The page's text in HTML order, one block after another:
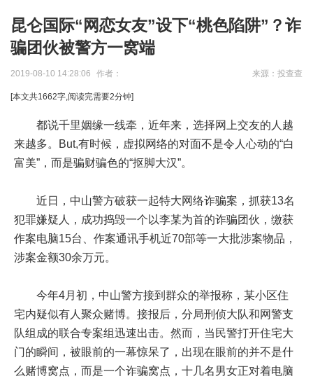
昆仑国际“网恋女友”设下“桃色陷阱”？诈
骗团伙被警方一窝端
2019-08-10 14:28:06 作者： 来源：投查查
[本文共1662字,阅读完需要2分钟]
都说千里姻缘一线牵，近年来，选择网上交友的人越
来越多。But,有时候，虚拟网络的对面不是令人心动的“白
富美”，而是骗财骗色的“抠脚大汉”。
近日，中山警方破获一起特大网络诈骗案，抓获13名
犯罪嫌疑人，成功捣毁一个以李某为首的诈骗团伙，缴获
作案电脑15台、作案通讯手机近70部等一大批涉案物品，
涉案金额30余万元。
今年4月初，中山警方接到群众的举报称，某小区住
宅内疑似有人聚众赌博。接报后，分局刑侦大队和网警支
队组成的联合专案组迅速出击。然而，当民警打开住宅大
门的瞬间，被眼前的一幕惊呆了，出现在眼前的并不是什
么赌博窝点，而是一个诈骗窝点，十几名男女正对着电脑